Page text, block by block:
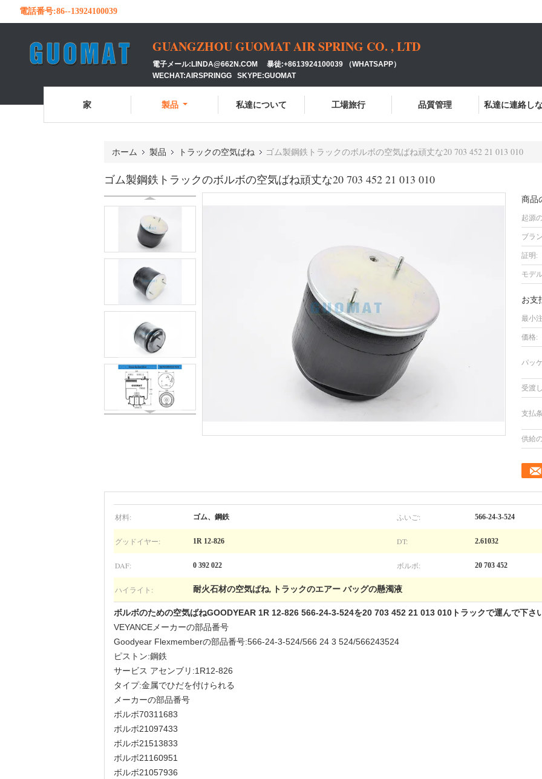
電話番号:86--13924100039
GUANGZHOU GUOMAT AIR SPRING CO. , LTD
電子メール:LINDA@662N.COM 暴徒:+8613924100039 （WHATSAPP）
WECHAT:AIRSPRINGG SKYPE:GUOMAT
家 製品 私達について 工場旅行 品質管理 私達に連絡し
ホーム 製品 トラックの空気ばね ゴム製鋼鉄トラックのボルボの空気ばね頑丈な20 703 452 21 013 010
ゴム製鋼鉄トラックのボルボの空気ばね頑丈な20 703 452 21 013 010
商品
起源
ブラ
証明:
モデ
お支
最小
価格:
パッ
受渡
支払
供給
材料: ゴム、鋼鉄 ふいご: 566-24-3-524
グッドイヤー: 1R 12-826 DT: 2.61032
DAF: 0 392 022 ボルボ: 20 703 452
ハイライト: 耐火石材の空気ばね, トラックのエアー バッグの懸濁液
ボルボのための空気ばねGOODYEAR 1R 12-826 566-24-3-524を20 703 452 21 013 010トラックで運んで下さ
VEYANCEメーカーの部品番号
Goodyear Flexmemberの部品番号:566-24-3-524/566 24 3 524/566243524
ピストン:鋼鉄
サービス アセンブリ:1R12-826
タイプ:金属でひだを付けられる
メーカーの部品番号
ボルボ70311683
ボルボ21097433
ボルボ21513833
ボルボ21160951
ボルボ21057936